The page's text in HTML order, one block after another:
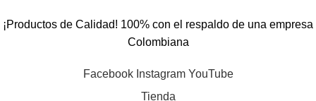
¡Productos de Calidad! 100% con el respaldo de una empresa
Colombiana
Facebook Instagram YouTube
Tienda